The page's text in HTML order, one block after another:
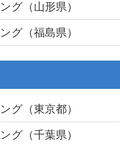
グ（山形県）
グ（福島県）
グ（東京都）
グ（千葉県）